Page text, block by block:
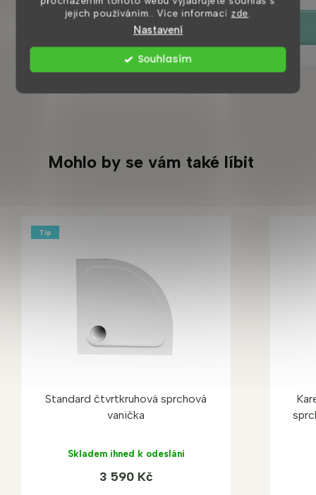
jejich používáním.. Více informací zde
Nastavení
Souhlasím
DETAIL
Mohlo by se vám také líbit
Tip
Standard čtvrtkruhová sprchová
vanička
Skladem ihned k odeslání
3 590 Kč